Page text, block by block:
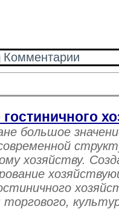
Комментарии
большое
хозяйству.